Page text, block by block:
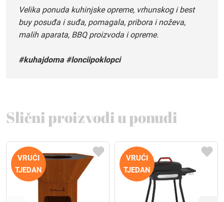
Velika ponuda kuhinjske opreme, vrhunskog i best
buy posuđa i suđa, pomagala, pribora i noževa,
malih aparata, BBQ proizvoda i opreme.
#kuhajdoma #lonciipoklopci
Slični proizvodi u ponudi
VRUĆI
TJEDAN
VRUĆI
TJEDAN